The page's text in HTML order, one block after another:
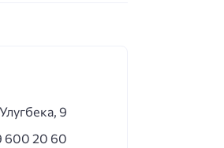
9
600 20 60